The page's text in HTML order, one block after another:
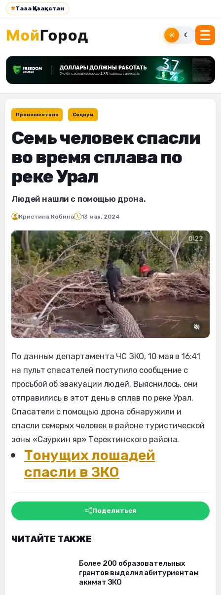
#Таза Қазақстан
☀ ☾
Происшествия Социум
Семь человек спасли
во время сплава по
реке Урал
Людей нашли с помощью дрона.
Кристина Кобина 13 мая, 2024
По данным департамента ЧС ЗКО, 10 мая в 16:41
на пульт спасателей поступило сообщение с
просьбой об эвакуации людей. Выяснилось, они
отправились в этот день в сплав по реке Урал.
Спасатели с помощью дрона обнаружили и
спасли семерых человек в районе туристической
зоны «Сауркин яр» Теректинского района.
Тонущих лошадей
спасли в ЗКО
Поделиться
ЧИТАЙТЕ ТАКЖЕ
Более 200 образовательных
грантов выделил абитуриентам
акимат ЗКО